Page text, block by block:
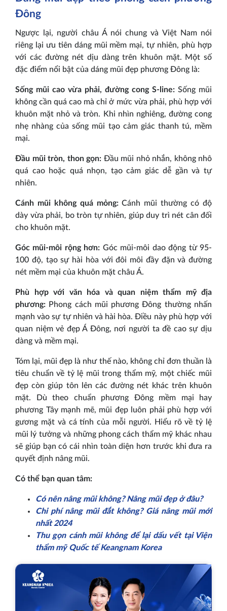
Đông
Ngược lại, người châu Á nói chung và Việt Nam nói
riêng lại ưu tiên dáng mũi mềm mại, tự nhiên, phù hợp
với các đường nét dịu dàng trên khuôn mặt. Một số
đặc điểm nổi bật của dáng mũi đẹp phương Đông là:
Sống mũi cao vừa phải, đường cong S-line: Sống mũi
không cần quá cao mà chỉ ở mức vừa phải, phù hợp với
khuôn mặt nhỏ và tròn. Khi nhìn nghiêng, đường cong
nhẹ nhàng của sống mũi tạo cảm giác thanh tú, mềm
mại.
Đầu mũi tròn, thon gọn: Đầu mũi nhỏ nhắn, không nhô
quá cao hoặc quá nhọn, tạo cảm giác dễ gần và tự
nhiên.
Cánh mũi không quá mỏng:Cánh mũi thường có độ
dày vừa phải, bo tròn tự nhiên, giúp duy trì nét cân đối
cho khuôn mặt.
Góc mũi-môi rộng hơn: Góc mũi-môi dao động từ 95-
100 độ, tạo sự hài hòa với đôi môi đầy đặn và đường
nét mềm mại của khuôn mặt châu Á.
Phù hợp với văn hóa và quan niệm thẩm mỹ địa
phương: Phong cách mũi phương Đông thường nhấn
mạnh vào sự tự nhiên và hài hòa. Điều này phù hợp với
quan niệm vẻ đẹp Á Đông, nơi người ta đề cao sự dịu
dàng và mềm mại.
Tóm lại, mũi đẹp là như thế nào, không chỉ đơn thuần là
tiêu chuẩn về tỷ lệ mũi trong thẩm mỹ, một chiếc mũi
đẹp còn giúp tôn lên các đường nét khác trên khuôn
mặt. Dù theo chuẩn phương Đông mềm mại hay
phương Tây mạnh mẽ, mũi đẹp luôn phải phù hợp với
gương mặt và cá tính của mỗi người. Hiểu rõ về tỷ lệ
mũi lý tưởng và những phong cách thẩm mỹ khác nhau
sẽ giúp bạn có cái nhìn toàn diện hơn trước khi đưa ra
quyết định nâng mũi.
Có thể bạn quan tâm:
Có nên nâng mũi không? Nâng mũi đẹp ở đâu?
Chi phí nâng mũi đắt không? Giá nâng mũi mới
nhất 2024
Thu gọn cánh mũi không để lại dấu vết tại Viện
thẩm mỹ Quốc tế Keangnam Korea